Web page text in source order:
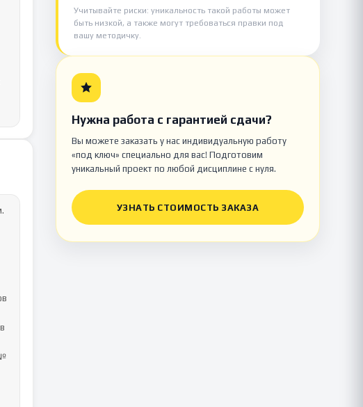
Учитывайте риски: уникальность такой работы может
быть низкой, а также могут требоваться правки под
вашу методичку.
Нужна работа с гарантией сдачи?
Вы можете заказать у нас индивидуальную работу
«под ключ» специально для вас! Подготовим
уникальный проект по любой дисциплине с нуля.
УЗНАТЬ СТОИМОСТЬ ЗАКАЗА